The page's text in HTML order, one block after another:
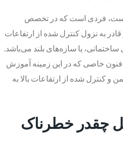
فردی است که در تخصص
قادر به نزول کنترل شده از ارتفاعات
یا سازه‌های بلند می‌باشد.
فنون خاصی که در این زمینه آموزش
و کنترل شده از ارتفاعات بالا به
چقدر خطرناک